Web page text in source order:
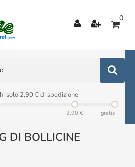
0
solo 2,90 € di spedizione
2,90 € gratis
DI BOLLICINE